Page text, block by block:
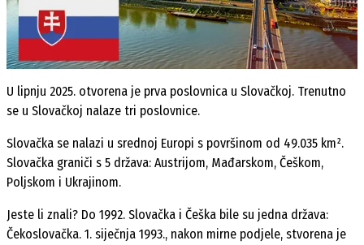
U lipnju 2025. otvorena je prva poslovnica u Slovačkoj. Trenutno
se u Slovačkoj nalaze tri poslovnice.
Slovačka se nalazi u srednoj Europi s površinom od 49.035 km².
Slovačka graniči s 5 država: Austrijom, Mađarskom, Češkom,
Poljskom i Ukrajinom.
Jeste li znali? Do 1992. Slovačka i Češka bile su jedna država:
Čekoslovačka. 1. siječnja 1993., nakon mirne podjele, stvorena je